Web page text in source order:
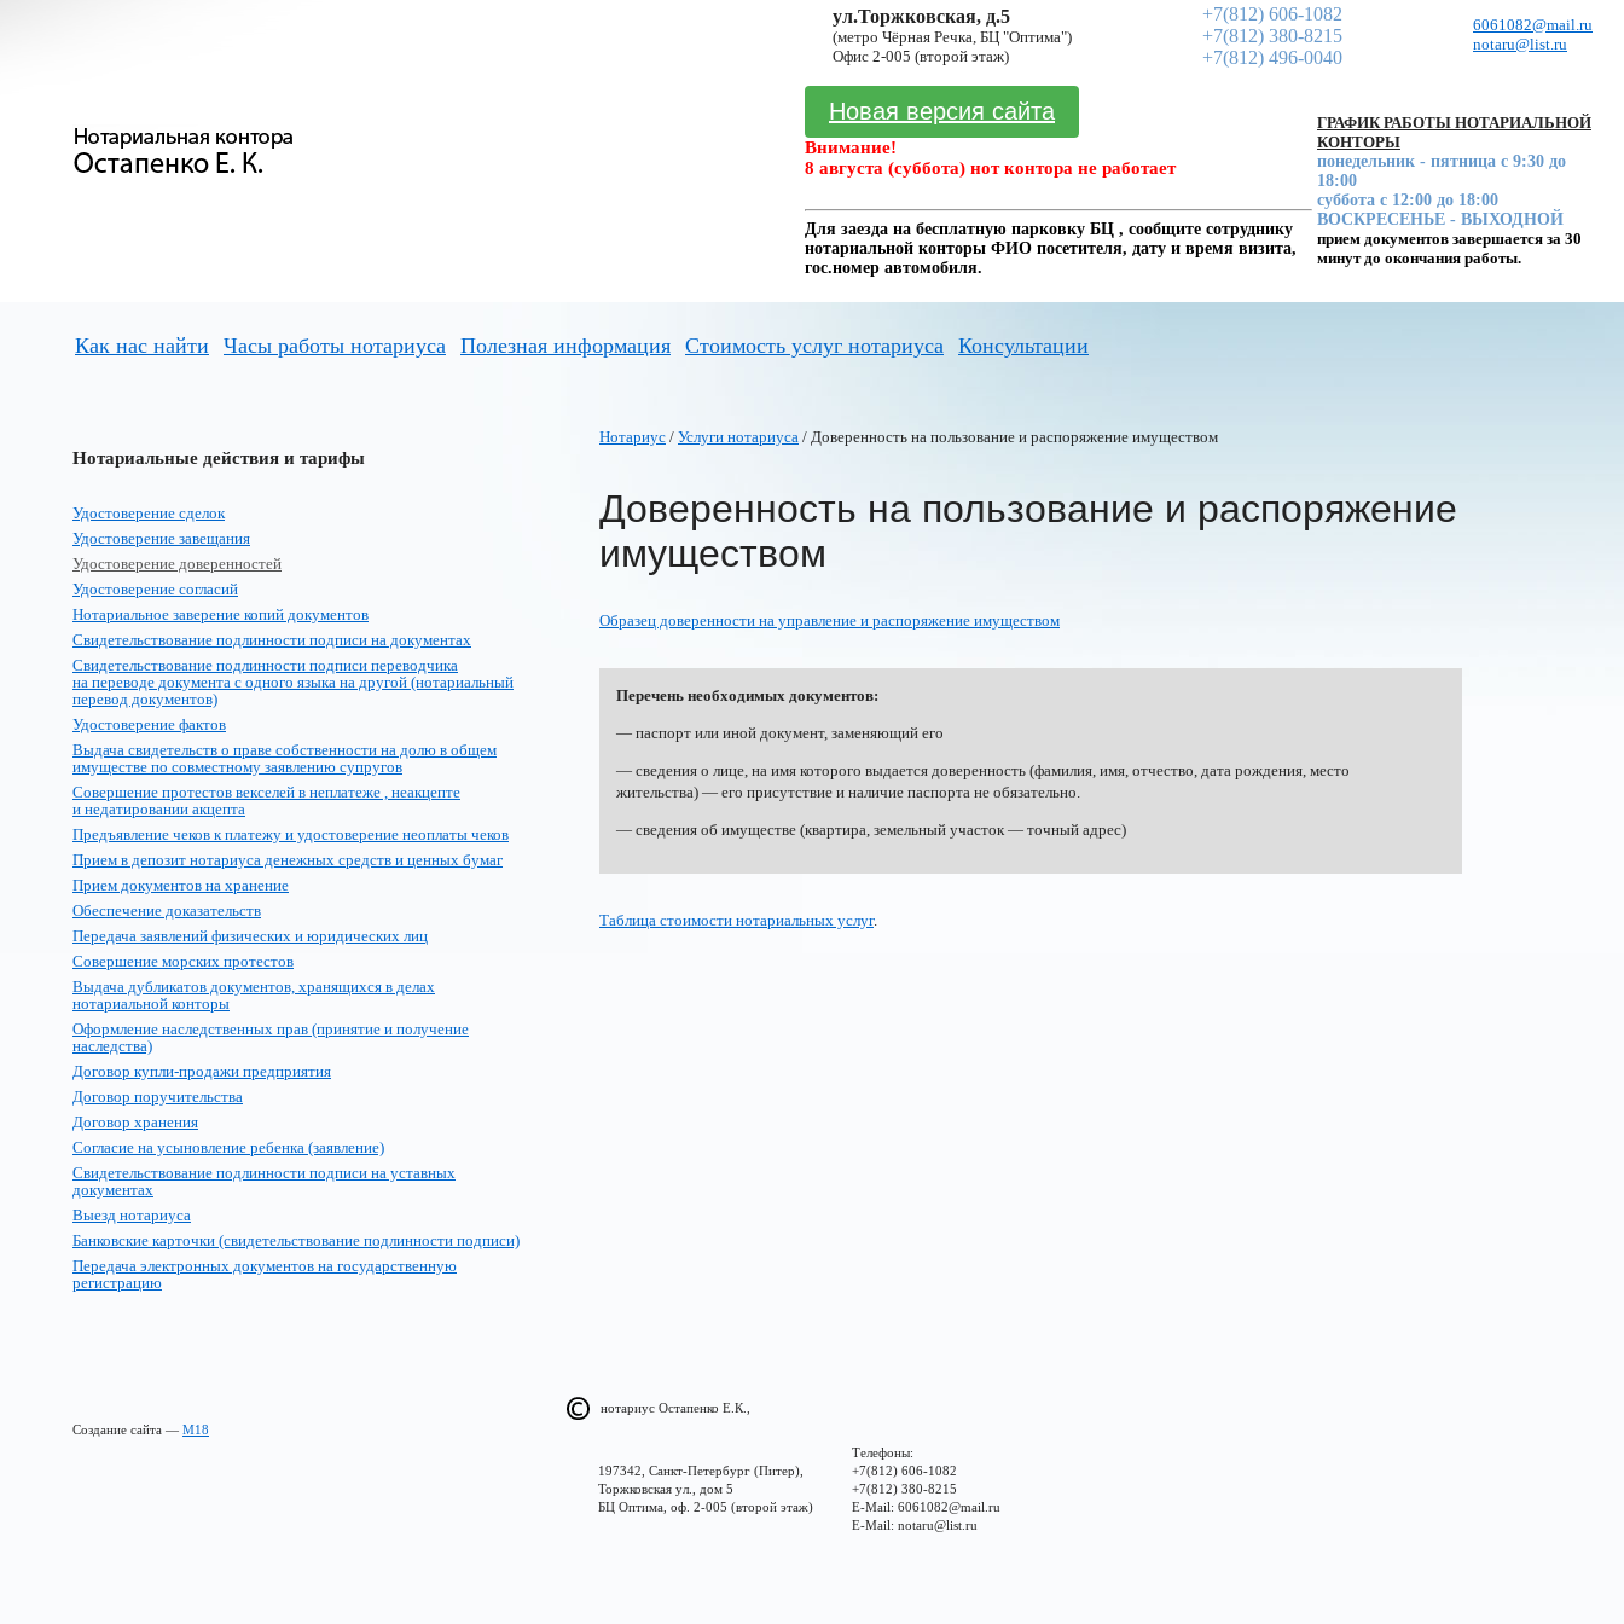
ул.Торжковская, д.5
(метро Чёрная Речка, БЦ "Оптима")
Офис 2-005 (второй этаж)
+7(812) 606-1082
+7(812) 380-8215
+7(812) 496-0040
6061082@mail.ru
notaru@list.ru
Новая версия сайта
Внимание!
8 августа (суббота) нот контора не работает
Для заезда на бесплатную парковку БЦ , сообщите сотруднику
нотариальной конторы ФИО посетителя, дату и время визита,
гос.номер автомобиля.
ГРАФИК РАБОТЫ НОТАРИАЛЬНОЙ
КОНТОРЫ
понедельник - пятница с 9:30 до
18:00
суббота с 12:00 до 18:00
ВОСКРЕСЕНЬЕ - ВЫХОДНОЙ
прием документов завершается за 30
минут до окончания работы.
Как нас найти Часы работы нотариуса Полезная информация Стоимость услуг нотариуса Консультации
Нотариальные действия и тарифы
Удостоверение сделок
Удостоверение завещания
Удостоверение доверенностей
Удостоверение согласий
Нотариальное заверение копий документов
Свидетельствование подлинности подписи на документах
Свидетельствование подлинности подписи переводчика
на переводе документа с одного языка на другой (нотариальный
перевод документов)
Удостоверение фактов
Выдача свидетельств о праве собственности на долю в общем
имуществе по совместному заявлению супругов
Совершение протестов векселей в неплатеже , неакцепте
и недатировании акцепта
Предъявление чеков к платежу и удостоверение неоплаты чеков
Прием в депозит нотариуса денежных средств и ценных бумаг
Прием документов на хранение
Обеспечение доказательств
Передача заявлений физических и юридических лиц
Совершение морских протестов
Выдача дубликатов документов, хранящихся в делах
нотариальной конторы
Оформление наследственных прав (принятие и получение
наследства)
Договор купли-продажи предприятия
Договор поручительства
Договор хранения
Согласие на усыновление ребенка (заявление)
Свидетельствование подлинности подписи на уставных
документах
Выезд нотариуса
Банковские карточки (свидетельствование подлинности подписи)
Передача электронных документов на государственную
регистрацию
Нотариус / Услуги нотариуса / Доверенность на пользование и распоряжение имуществом
Доверенность на пользование и распоряжение
имуществом
Образец доверенности на управление и распоряжение имуществом
Перечень необходимых документов:
— паспорт или иной документ, заменяющий его
— сведения о лице, на имя которого выдается доверенность (фамилия, имя, отчество, дата рождения, место
жительства) — его присутствие и наличие паспорта не обязательно.
— сведения об имуществе (квартира, земельный участок — точный адрес)
Таблица стоимости нотариальных услуг.
Создание сайта — М18
нотариус Остапенко Е.К.,
197342, Санкт-Петербург (Питер),
Торжковская ул., дом 5
БЦ Оптима, оф. 2-005 (второй этаж)
Телефоны:
+7(812) 606-1082
+7(812) 380-8215
E-Mail: 6061082@mail.ru
E-Mail: notaru@list.ru